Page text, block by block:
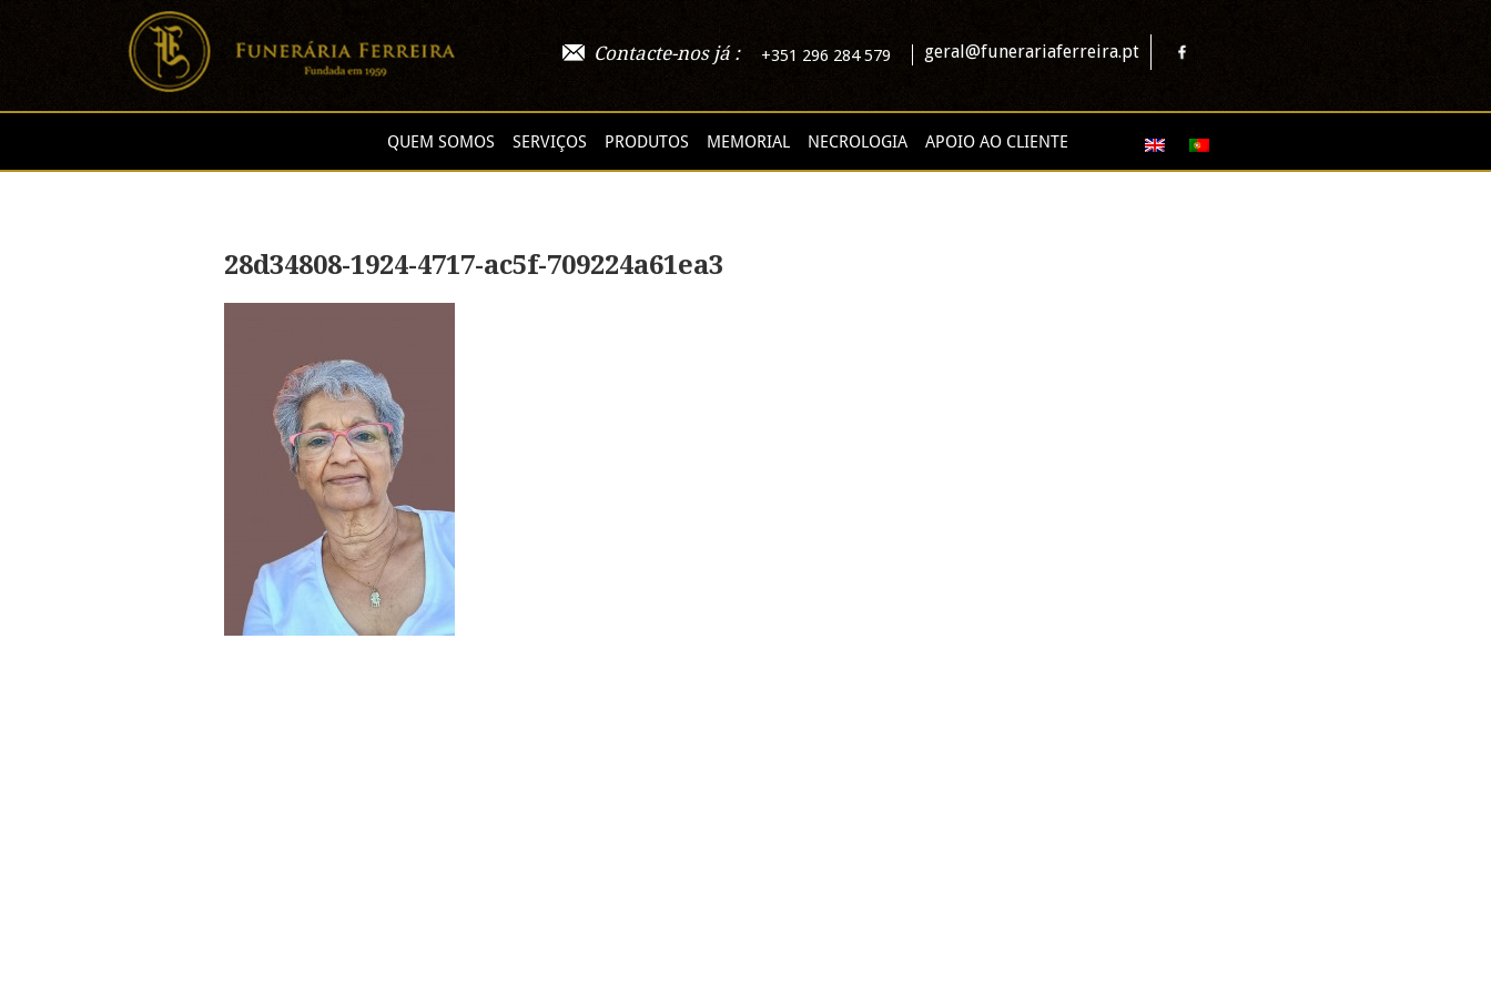
Contacte-nos já : +351 296 284 579 geral@funerariaferreira.pt
QUEM SOMOS SERVIÇOS PRODUTOS MEMORIAL NECROLOGIA APOIO AO CLIENTE
28d34808-1924-4717-ac5f-709224a61ea3